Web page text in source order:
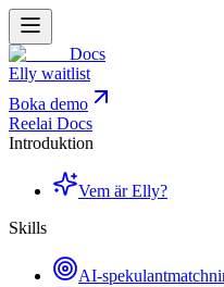
Docs
Elly waitlist
Boka demo
Reelai Docs
Introduktion
Vem är Elly?
Skills
AI-